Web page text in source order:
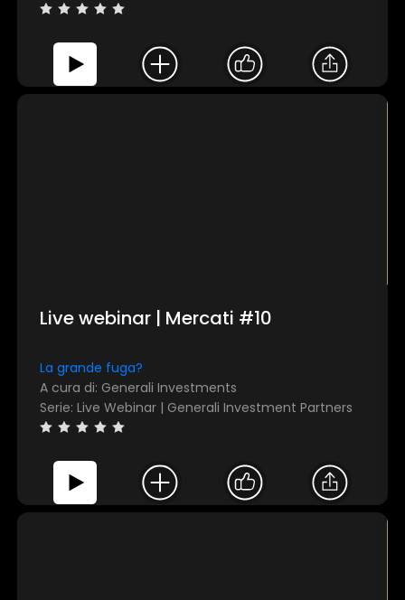
Live webinar | Mercati #10
La grande fuga?
A cura di: Generali Investments
Serie: Live Webinar | Generali Investment Partners